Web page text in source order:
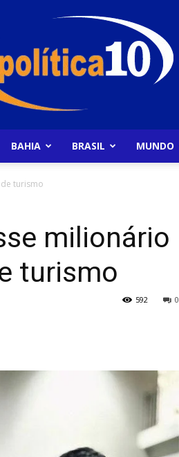
BAHIA BRASIL MUNDO
turismo
milionário
turismo
0
592